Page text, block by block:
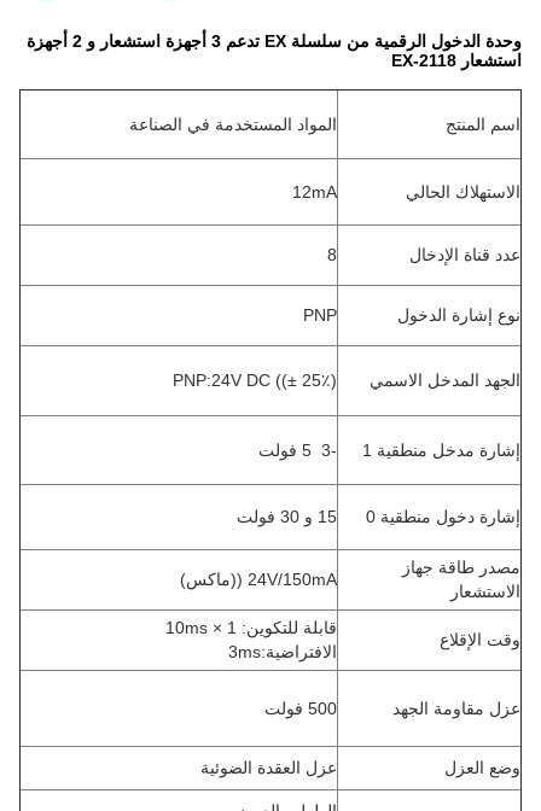
وحدة الدخول الرقمية من سلسلة EX تدعم 3 أجهزة استشعار و 2 أجهزة
استشعار EX-2118
اسم المنتج المواد المستخدمة في الصناعة
الاستهلاك الحالي 12mA
عدد قناة الإدخال
نوع إشارة الدخول PNP
الجهد المدخل الاسمي PNP:24V DC ((± 25٪)
إشارة مدخل منطقية 1
إشارة دخول منطقية 0 15 و 30 فولت
مصدر طاقة جهاز
الاستشعار
24V/150mA ((ماكس)
وقت الإقلاع
قابلة للتكوين: 1 × 10ms
الافتراضية:3ms
عزل مقاومة الجهد 500 فولت
وضع العزل عزل العقدة الضوئية